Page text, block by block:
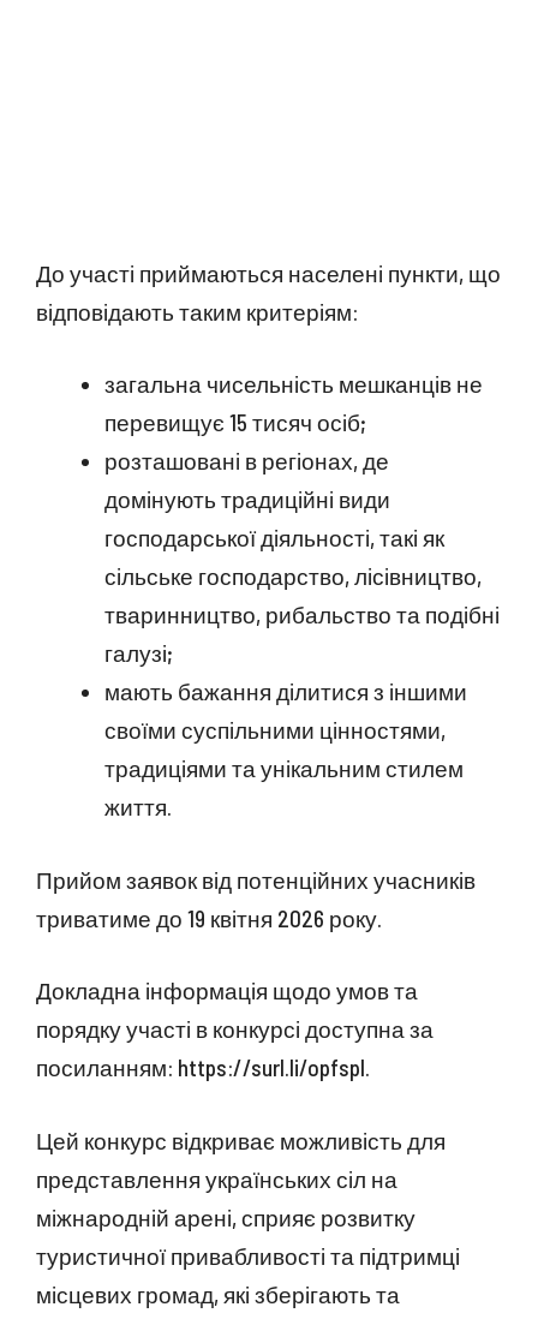
До участі приймаються населені пункти, що
відповідають таким критеріям:
загальна чисельність мешканців не
перевищує 15 тисяч осіб;
розташовані в регіонах, де
домінують традиційні види
господарської діяльності, такі як
сільське господарство, лісівництво,
тваринництво, рибальство та подібні
галузі;
мають бажання ділитися з іншими
своїми суспільними цінностями,
традиціями та унікальним стилем
життя.
Прийом заявок від потенційних учасників
триватиме до 19 квітня 2026 року.
Докладна інформація щодо умов та
порядку участі в конкурсі доступна за
посиланням: https://surl.li/opfspl.
Цей конкурс відкриває можливість для
представлення українських сіл на
міжнародній арені, сприяє розвитку
туристичної привабливості та підтримці
місцевих громад, які зберігають та